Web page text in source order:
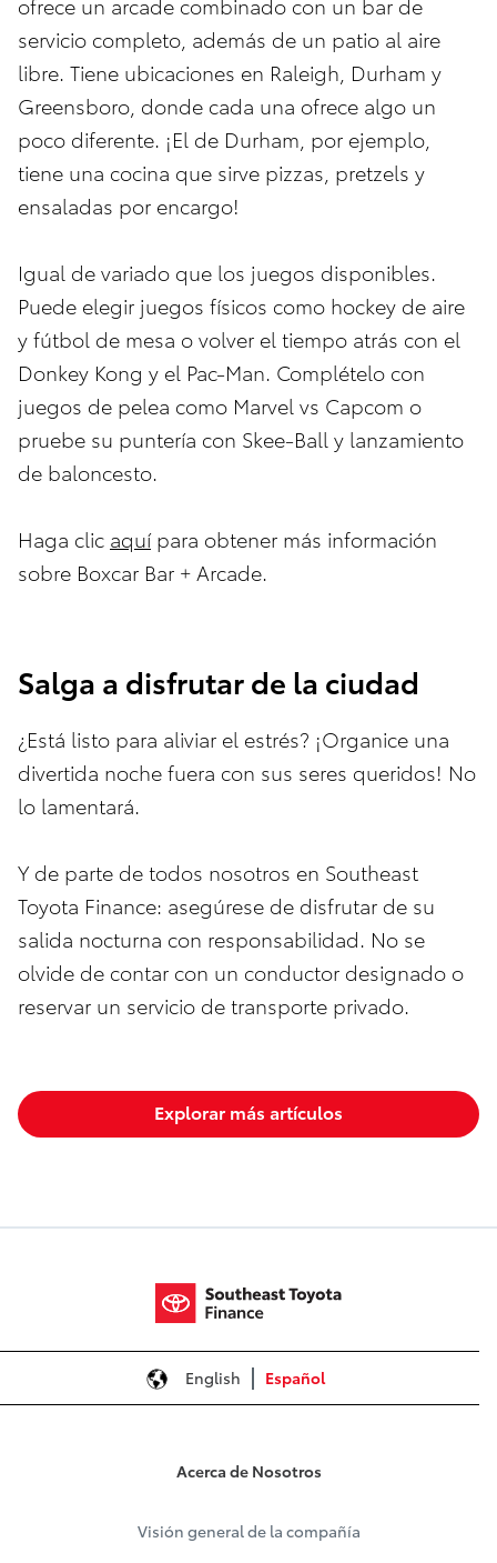
servicio completo, además de un patio al aire
libre. Tiene ubicaciones en Raleigh, Durham y
Greensboro, donde cada una ofrece algo un
poco diferente. ¡El de Durham, por ejemplo,
tiene una cocina que sirve pizzas, pretzels y
ensaladas por encargo!
Igual de variado que los juegos disponibles.
Puede elegir juegos físicos como hockey de aire
y fútbol de mesa o volver el tiempo atrás con el
Donkey Kong y el Pac-Man. Complételo con
juegos de pelea como Marvel vs Capcom o
pruebe su puntería con Skee-Ball y lanzamiento
de baloncesto.
Haga clic aquípara obtener más información
sobre Boxcar Bar + Arcade.
Salga a disfrutar de la ciudad
¿Está listo para aliviar el estrés? ¡Organice una
divertida noche fuera con sus seres queridos! No
lo lamentará.
Y de parte de todos nosotros en Southeast
Toyota Finance: asegúrese de disfrutar de su
salida nocturna con responsabilidad. No se
olvide de contar con un conductor designado o
reservar un servicio de transporte privado.
Explorar más artículos
English Español
Acerca de Nosotros
Visión general de la compañía